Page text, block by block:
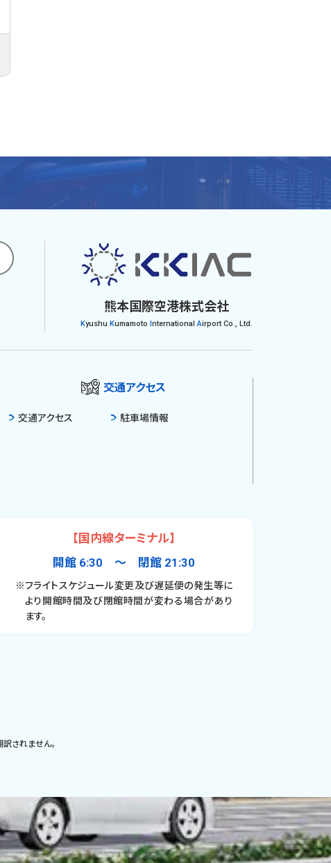
熊本国際空港株式会社
Kyushu Kumamoto nternationalAirport Co., Ltd.
交通アクセス
交通アクセス 駐車場情報
【国内線ターミナル】
開館 6:30 〜 閉館 21:30
※フライトスケジュール変更及び遅延便の発生等に
より開館時間及び閉館時間が変わる場合があり
ます。
されません。